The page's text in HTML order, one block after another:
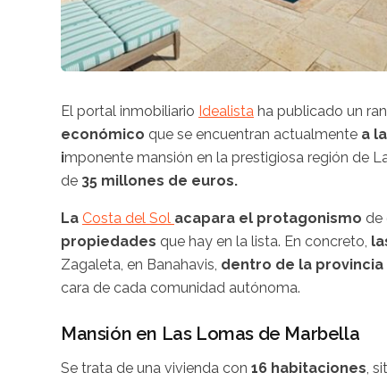
El portal inmobiliario Idealista ha publicado un
económico que se encuentran actualmente a
imponente mansión en la prestigiosa región de
de 35 millones de euros.
La Costa del Sol acapara el protagonismo de
propiedades que hay en la lista. En concreto,
Zagaleta, en Banahavis, dentro de la provincia
cara de cada comunidad autónoma.
Mansión en Las Lomas de Marbella
Se trata de una vivienda con 16 habitaciones ,